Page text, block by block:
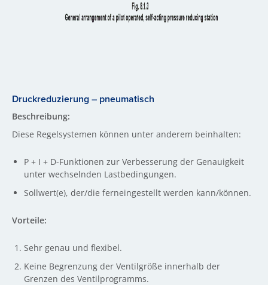
Druckreduzierung – pneumatisch
Beschreibung:
Diese Regelsystemen können unter anderem beinhalten:
P + I + D-Funktionen zur Verbesserung der Genauigkeit
unter wechselnden Lastbedingungen.
Sollwert(e), der/die ferneingestellt werden kann/können.
Vorteile:
Sehr genau und flexibel.
Keine Begrenzung der Ventilgröße innerhalb der
Grenzen des Ventilprogramms.